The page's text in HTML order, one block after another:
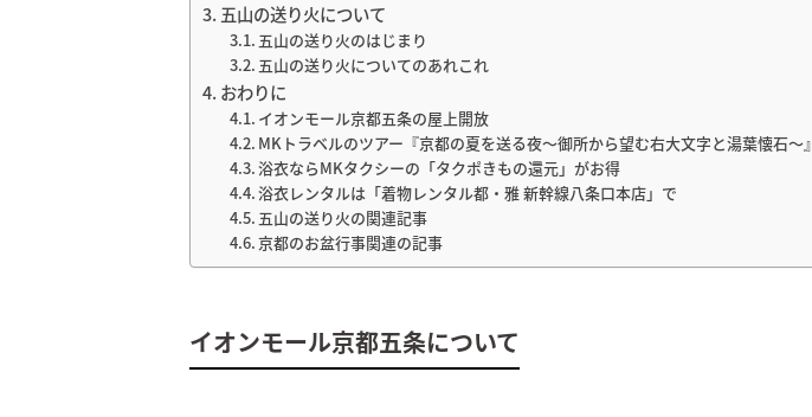
五山の送り火について
五山の送り火のはじまり
五山の送り火についてのあれこれ
おわりに
イオンモール京都五条の屋上開放
MKトラベルのツアー『京都の夏を送る夜～御所から望む右大文字と湯葉懐石～』
浴衣ならMKタクシーの「タクポきもの還元」がお得
浴衣レンタルは「着物レンタル都・雅 新幹線八条口本店」で
五山の送り火の関連記事
京都のお盆行事関連の記事
イオンモール京都五条について